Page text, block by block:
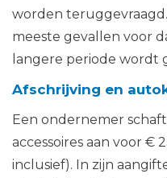
worden
meeste gevallen voor
langere periode wordt
Afschrijving en
Een ondernemer
accessoires aan voor €
inclusief). In zijn